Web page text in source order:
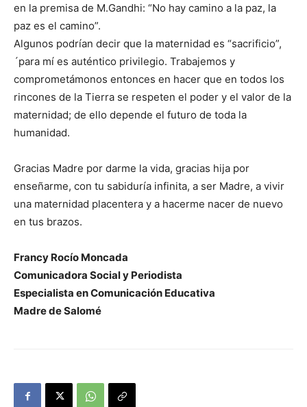
en la premisa de M.Gandhi: “No hay camino a la paz, la
paz es el camino”.
Algunos podrían decir que la maternidad es “sacrificio”,
´para mí es auténtico privilegio. Trabajemos y
comprometámonos entonces en hacer que en todos los
rincones de la Tierra se respeten el poder y el valor de la
maternidad; de ello depende el futuro de toda la
humanidad.
Gracias Madre por darme la vida, gracias hija por
enseñarme, con tu sabiduría infinita, a ser Madre, a vivir
una maternidad placentera y a hacerme nacer de nuevo
en tus brazos.
Francy Rocío Moncada
Comunicadora Social y Periodista
Especialista en Comunicación Educativa
Madre de Salomé